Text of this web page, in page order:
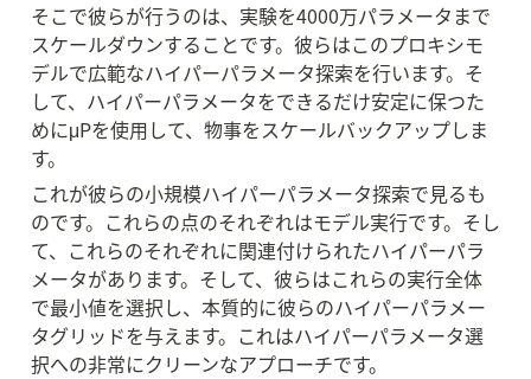
そこで彼らが行うのは、実験を4000万パラメータまで
スケールダウンすることです。彼らはこのプロキシモ
デルで広範なハイパーパラメータ探索を行います。そ
して、ハイパーパラメータをできるだけ安定に保つた
めにμPを使用して、物事をスケールバックアップしま
す。
これが彼らの小規模ハイパーパラメータ探索で見るも
のです。これらの点のそれぞれはモデル実行です。そし
て、これらのそれぞれに関連付けられたハイパーパラ
メータがあります。そして、彼らはこれらの実行全体
で最小値を選択し、本質的に彼らのハイパーパラメー
タグリッドを与えます。これはハイパーパラメータ選
択への非常にクリーンなアプローチです。